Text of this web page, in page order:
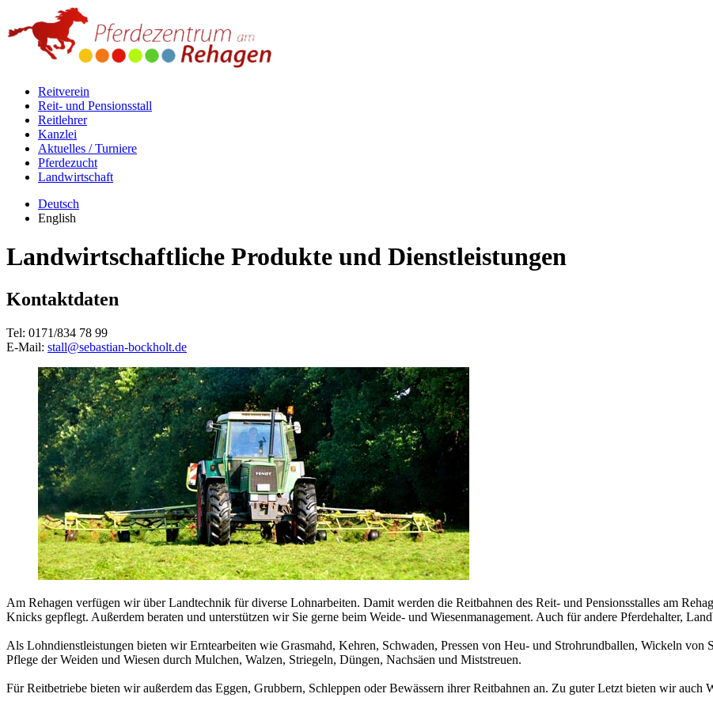
Reitverein
Reit- und Pensionsstall
Reitlehrer
Kanzlei
Aktuelles / Turniere
Pferdezucht
Landwirtschaft
Deutsch
English
Landwirtschaftliche Produkte und Dienstleistungen
Kontaktdaten
Tel: 0171/834 78 99
E-Mail: stall@sebastian-bockholt.de
Am Rehagen verfügen wir über Landtechnik für diverse Lohnarbeiten. Damit werden die Reitbahnen des Reit- und Pensionsstalles am
Knicks gepflegt. Außerdem beraten und unterstützen wir Sie gerne beim Weide- und Wiesenmanagement. Auch für andere Pferdehalter,
Als Lohndienstleistungen bieten wir Erntearbeiten wie Grasmahd, Kehren, Schwaden, Pressen von Heu- und Strohrundballen, Wickeln
Pflege der Weiden und Wiesen durch Mulchen, Walzen, Striegeln, Düngen, Nachsäen und Miststreuen.
Für Reitbetriebe bieten wir außerdem das Eggen, Grubbern, Schleppen oder Bewässern ihrer Reitbahnen an. Zu guter Letzt bieten wir auch